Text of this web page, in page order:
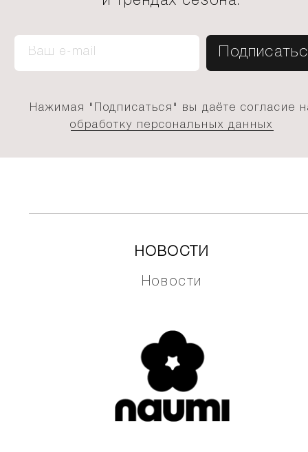
Нажимая "Подписаться" вы даёте согласие
обработку персональных данных
НОВОСТИ
Новости